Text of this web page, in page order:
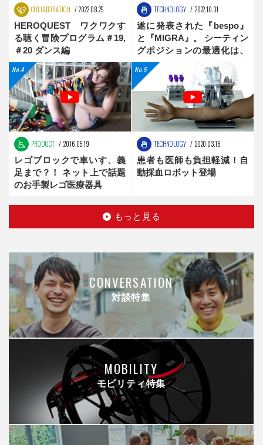
COLLABORATION 2022.08.25
HEROQUEST ワクワクす
る聴く冒険プログラム＃19,
＃20 ダンス編
TECHNOLOGY 2022.10.31
遂に発表された『bespo』
と『MIGRA』。 シーティン
グポジションの最適化は、
新時代へ
PRODUCT 2016.05.19
レゴブロックで車いす、義
足まで？！ ネット上で話題
のお手製レゴ医療器具
TECHNOLOGY 2020.03.16
患者も医師も負担軽減！自
動採血ロボット登場
もっと見る
CONVERSATION
対談特集
MOBILITY
モビリティ特集